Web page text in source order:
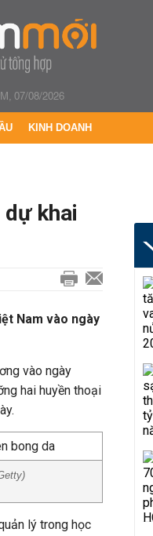
07/08/2026
KINH DOANH
khai
Nam vào ngày
vào ngày
hai huyền thoại
lý trong học